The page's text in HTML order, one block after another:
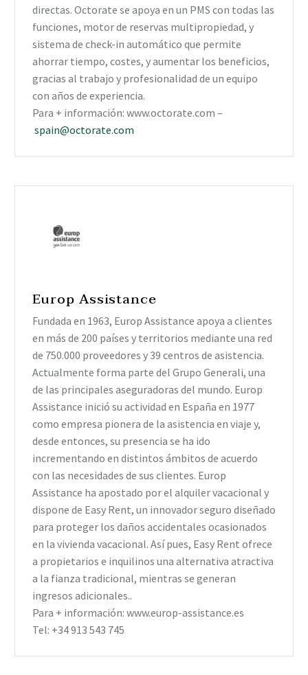
directas. Octorate se apoya en un PMS con todas las
funciones, motor de reservas multipropiedad, y
sistema de check-in automático que permite
ahorrar tiempo, costes, y aumentar los beneficios,
gracias al trabajo y profesionalidad de un equipo
con años de experiencia.
Para + información: www.octorate.com –
spain@octorate.com
Europ Assistance
Fundada en 1963, Europ Assistance apoya a clientes
en más de 200 países y territorios mediante una red
de 750.000 proveedores y 39 centros de asistencia.
Actualmente forma parte del Grupo Generali, una
de las principales aseguradoras del mundo. Europ
Assistance inició su actividad en España en 1977
como empresa pionera de la asistencia en viaje y,
desde entonces, su presencia se ha ido
incrementando en distintos ámbitos de acuerdo
con las necesidades de sus clientes. Europ
Assistance ha apostado por el alquiler vacacional y
dispone de Easy Rent, un innovador seguro diseñado
para proteger los daños accidentales ocasionados
en la vivienda vacacional. Así pues, Easy Rent ofrece
a propietarios e inquilinos una alternativa atractiva
a la fianza tradicional, mientras se generan
ingresos adicionales..
Para + información: www.europ-assistance.es
Tel: +34 913 543 745